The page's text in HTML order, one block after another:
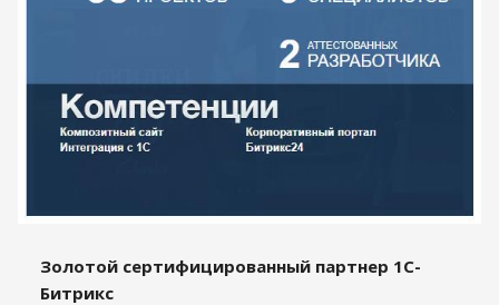
Золотой сертифицированный партнер 1С-
Битрикс